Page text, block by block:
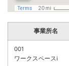
事業所名
001
ワークスペースi